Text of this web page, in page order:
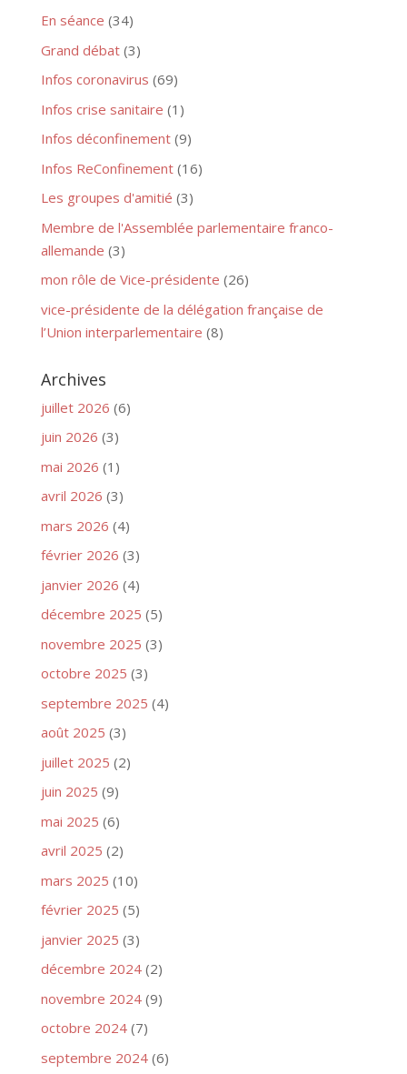
En séance (34)
Grand débat(3)
Infos coronavirus (69)
Infos crise sanitaire (1)
Infos déconfinement(9)
Infos ReConfinement(16)
Les groupes d'amitié (3)
Membre de l'Assemblée parlementaire franco-
allemande (3)
mon rôle de Vice-présidente (26)
vice-présidente de la délégation française de
l’Union interparlementaire (8)
Archives
juillet 2026 (6)
juin 2026 (3)
mai 2026 (1)
avril 2026 (3)
mars 2026 (4)
février 2026 (3)
janvier 2026 (4)
décembre 2025 (5)
novembre 2025 (3)
octobre 2025 (3)
septembre 2025 (4)
août 2025 (3)
juillet 2025 (2)
juin 2025 (9)
mai 2025 (6)
avril 2025 (2)
mars 2025 (10)
février 2025 (5)
janvier 2025 (3)
décembre 2024(2)
novembre 2024(9)
octobre 2024(7)
septembre 2024(6)